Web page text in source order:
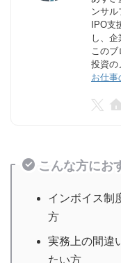
ンサル
IPO
し、企
このブ
投資の
お仕事
こんな方にお
インボイス制
方
実務上の間違
たい方